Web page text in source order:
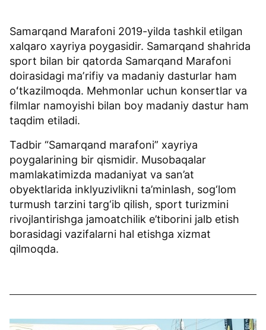
Samarqand Marafoni 2019-yilda tashkil etilgan
xalqaro xayriya poygasidir. Samarqand shahrida
sport bilan bir qatorda Samarqand Marafoni
doirasidagi maʼrifiy va madaniy dasturlar ham
oʻtkazilmoqda. Mehmonlar uchun konsertlar va
filmlar namoyishi bilan boy madaniy dastur ham
taqdim etiladi.
Tadbir “Samarqand marafoni” xayriya
poygalarining bir qismidir. Musobaqalar
mamlakatimizda madaniyat va san’at
obyektlarida inklyuzivlikni ta’minlash, sog‘lom
turmush tarzini targ‘ib qilish, sport turizmini
rivojlantirishga jamoatchilik e’tiborini jalb etish
borasidagi vazifalarni hal etishga xizmat
qilmoqda.